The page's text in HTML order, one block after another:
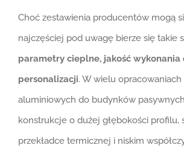
Choć zestawienia producentów mogą
najczęściej pod uwagę bierze się takie
parametry cieplne, jakość wykonania
personalizacji. W wielu
aluminiowych do budynków
konstrukcje o dużej głębokości profilu,
przekładce termicznej i niskim